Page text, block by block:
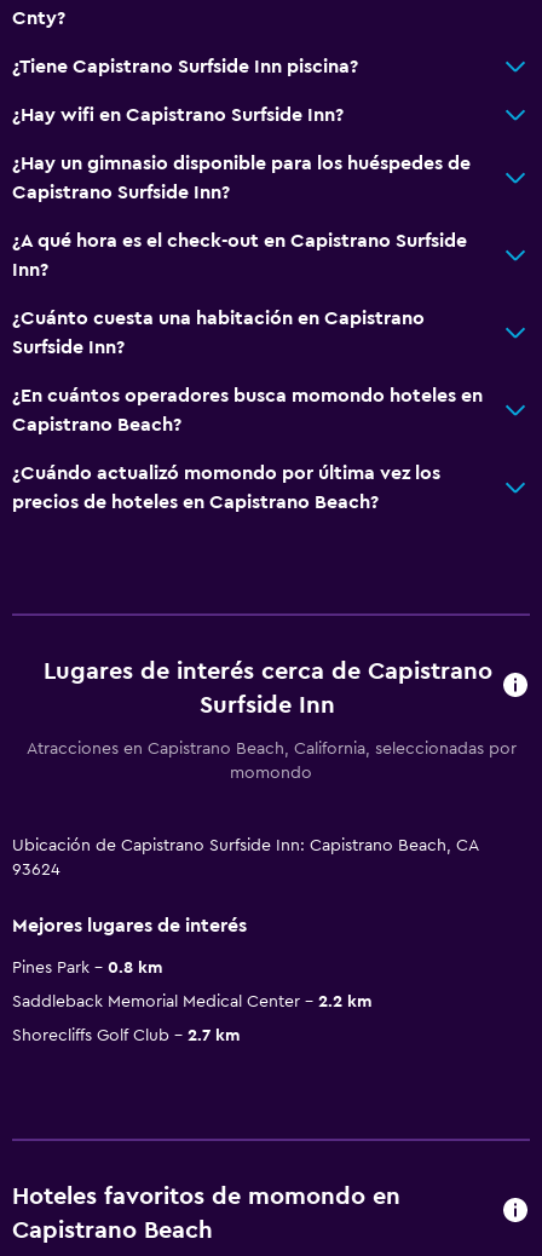
Cnty?
¿Tiene Capistrano Surfside Inn piscina?
¿Hay wifi en Capistrano Surfside Inn?
¿Hay un gimnasio disponible para los huéspedes de
Capistrano Surfside Inn?
¿A qué hora es el check-out en Capistrano Surfside
Inn?
¿Cuánto cuesta una habitación en Capistrano
Surfside Inn?
¿En cuántos operadores busca momondo hoteles en
Capistrano Beach?
¿Cuándo actualizó momondo por última vez los
precios de hoteles en Capistrano Beach?
Lugares de interés cerca de Capistrano
Surfside Inn
Atracciones en Capistrano Beach, California, seleccionadas por
momondo
Ubicación de Capistrano Surfside Inn: Capistrano Beach, CA
93624
Mejores lugares de interés
Pines Park
0.8 km
Saddleback Memorial Medical Center
2.2 km
Shorecliffs Golf Club
2.7 km
Hoteles favoritos de momondo en
Capistrano Beach